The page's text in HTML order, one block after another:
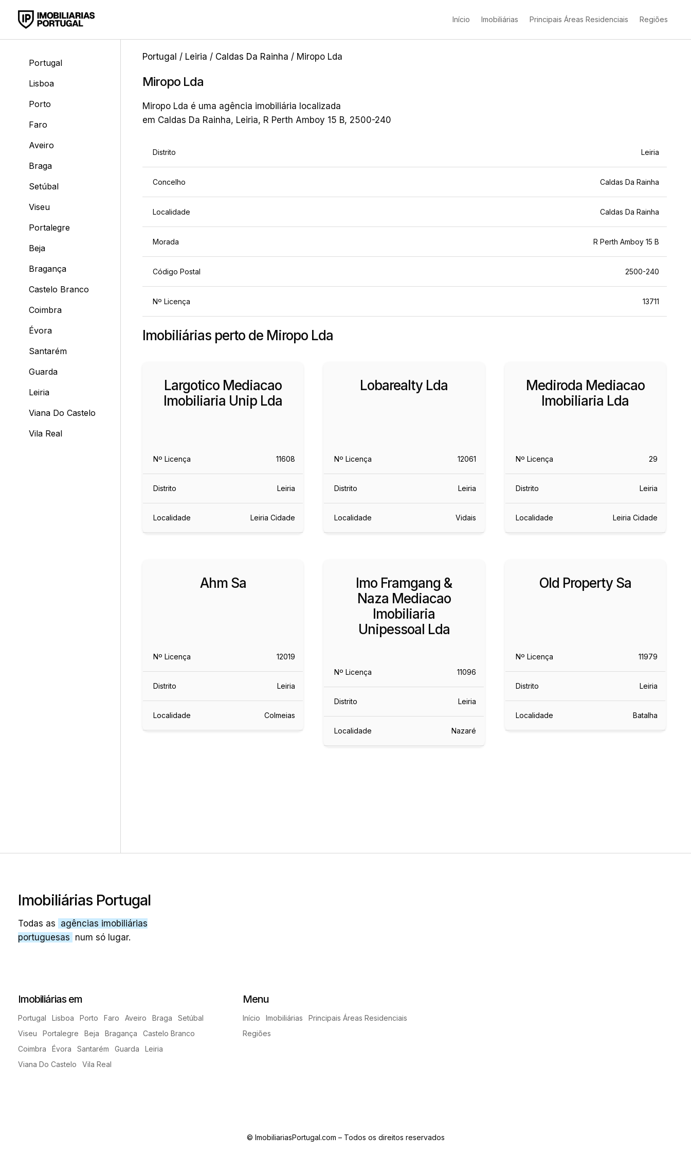
Início Imobiliárias Principais Áreas Residenciais Regiões
Portugal
Lisboa
Porto
Faro
Aveiro
Braga
Setúbal
Viseu
Portalegre
Beja
Bragança
Castelo Branco
Coimbra
Évora
Santarém
Guarda
Leiria
Viana Do Castelo
Vila Real
Portugal / Leiria / Caldas Da Rainha / Miropo Lda
Miropo Lda
Miropo Lda é uma agência imobiliária localizada
em Caldas Da Rainha, Leiria, R Perth Amboy 15 B, 2500-240
Distrito Leiria
Concelho Caldas Da Rainha
Localidade Caldas Da Rainha
Morada R Perth Amboy 15 B
Código Postal 2500-240
Nº Licença 13711
Imobiliárias perto de Miropo Lda
Largotico Mediacao
Imobiliaria Unip Lda
Nº Licença 11608
Distrito Leiria
Localidade Leiria Cidade
Lobarealty Lda
Nº Licença 12061
Distrito Leiria
Localidade Vidais
Mediroda Mediacao
Imobiliaria Lda
Nº Licença 29
Distrito Leiria
Localidade Leiria Cidade
Ahm Sa
Nº Licença 12019
Distrito Leiria
Localidade Colmeias
Imo Framgang &
Naza Mediacao
Imobiliaria
Unipessoal Lda
Nº Licença 11096
Distrito Leiria
Localidade Nazaré
Old Property Sa
Nº Licença 11979
Distrito Leiria
Localidade Batalha
Imobiliárias Portugal
Todas as agências imobiliárias
portuguesas num só lugar.
Imobiliárias em
Portugal Lisboa Porto Faro Aveiro Braga
Setúbal
Viseu
Portalegre Beja Bragança
Castelo Branco
Coimbra
Évora Santarém Guarda
Leiria
Viana Do Castelo
Vila Real
Menu
Início Imobiliárias
Principais Áreas Residenciais
Regiões
© ImobiliariasPortugal.com – Todos os direitos reservados